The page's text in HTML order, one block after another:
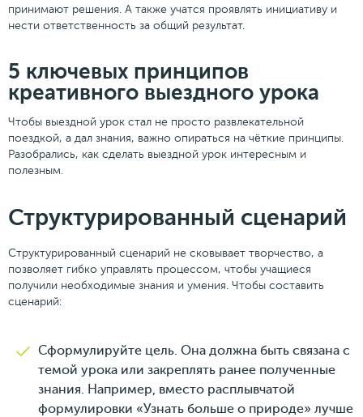
принимают решения. А также учатся проявлять инициативу и
нести ответственность за общий результат.
5 ключевых принципов
креативного выездного урока
Чтобы выездной урок стал не просто развлекательной
поездкой, а дал знания, важно опираться на чëткие принципы.
Разобрались, как сделать выездной урок интересным и
полезным.
Структурированный сценарий
Структурированный сценарий не сковывает творчество, а
позволяет гибко управлять процессом, чтобы учащиеся
получили необходимые знания и умения. Чтобы составить
сценарий:
Сформулируйте цель. Она должна быть связана с
темой урока или закреплять ранее полученные
знания. Например, вместо расплывчатой
формулировки «Узнать больше о природе» лучше